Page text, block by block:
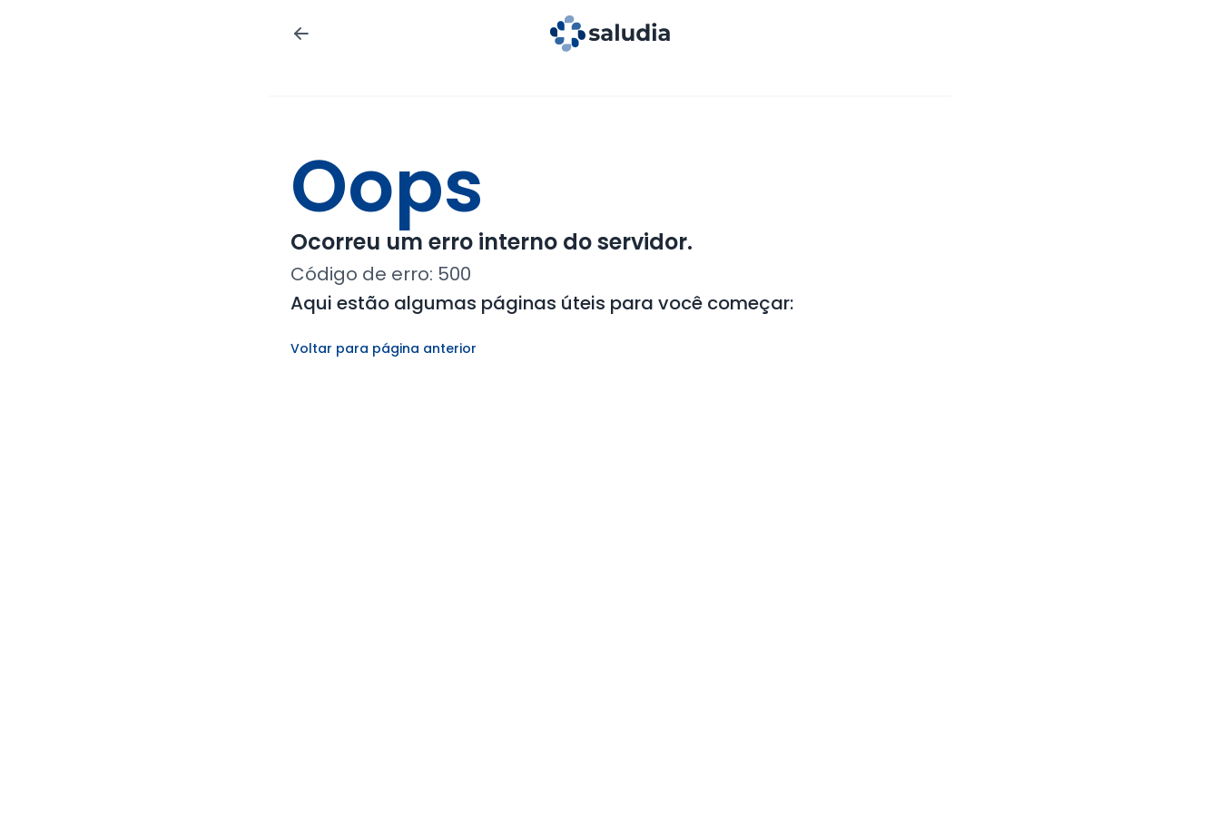
Oops
Ocorreu um erro interno do servidor.
Código de erro: 500
Aqui estão algumas páginas úteis para você começar:
Voltar para página anterior